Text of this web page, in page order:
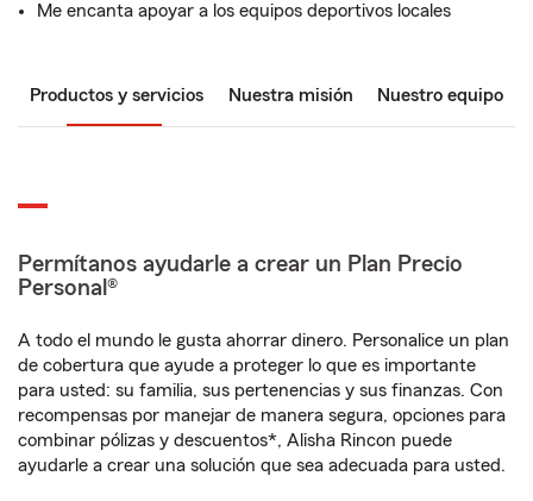
Me encanta apoyar a los equipos deportivos locales
Productos y servicios Nuestra misión Nuestro equipo
Permítanos ayudarle a crear un Plan Precio
Personal®
A todo el mundo le gusta ahorrar dinero. Personalice un plan
de cobertura que ayude a proteger lo que es importante
para usted: su familia, sus pertenencias y sus finanzas. Con
recompensas por manejar de manera segura, opciones para
combinar pólizas y descuentos*, Alisha Rincon puede
ayudarle a crear una solución que sea adecuada para usted.